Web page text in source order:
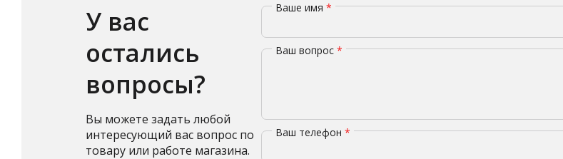
У вас
остались
вопросы?
Вы можете задать любой
интересующий вас вопрос по
товару или работе магазина.
Ваше имя*
Ваш вопрос*
Ваш телефон*